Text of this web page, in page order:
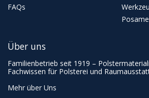
FAQs
Über uns
Familienbetrieb seit 1919 –
Fachwissen für Polsterei und
Mehr über Uns